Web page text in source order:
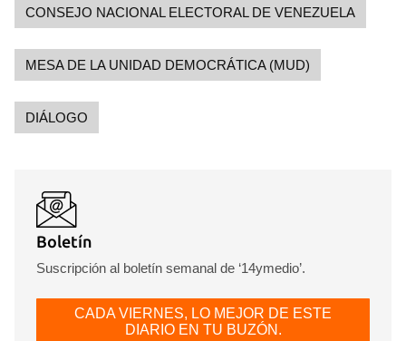
CONSEJO NACIONAL ELECTORAL DE VENEZUELA
MESA DE LA UNIDAD DEMOCRÁTICA (MUD)
DIÁLOGO
Boletín
Suscripción al boletín semanal de ‘14ymedio’.
CADA VIERNES, LO MEJOR DE ESTE
DIARIO EN TU BUZÓN.